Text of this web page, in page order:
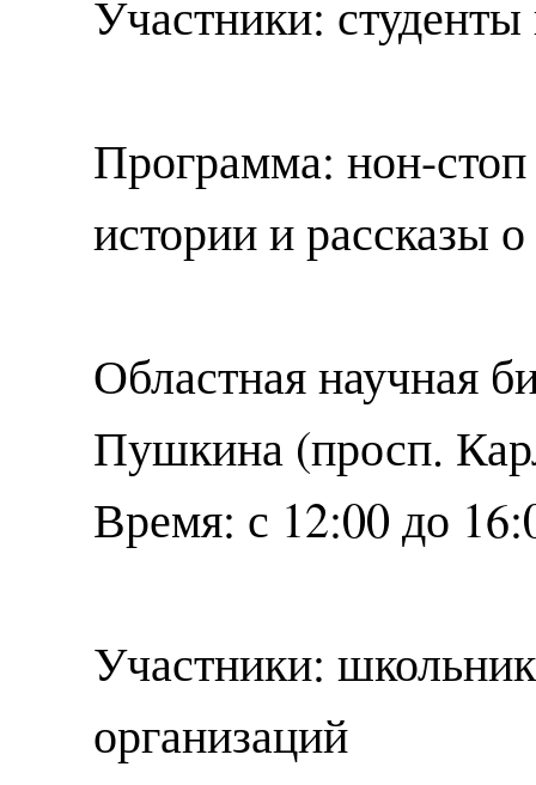
Участники:
Программа: нон-
истории и рассказы
Областная научная
Пушкина (просп.
Время: с 12:00 до
Участники:
организаций